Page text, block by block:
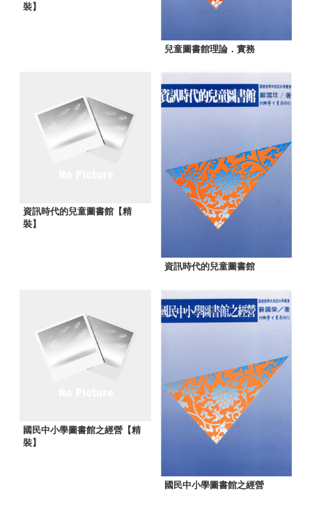
裝】
兒童圖書館理論．實務
資訊時代的兒童圖書館【精
裝】
資訊時代的兒童圖書館
國民中小學圖書館之經營【精
裝】
國民中小學圖書館之經營